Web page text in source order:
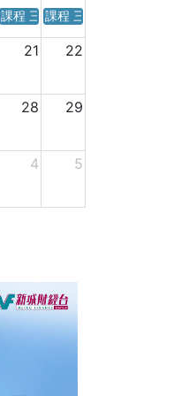
課程 三天／六天 時間表
課程 三天／六天 時間表
21 22
28 29
4 5